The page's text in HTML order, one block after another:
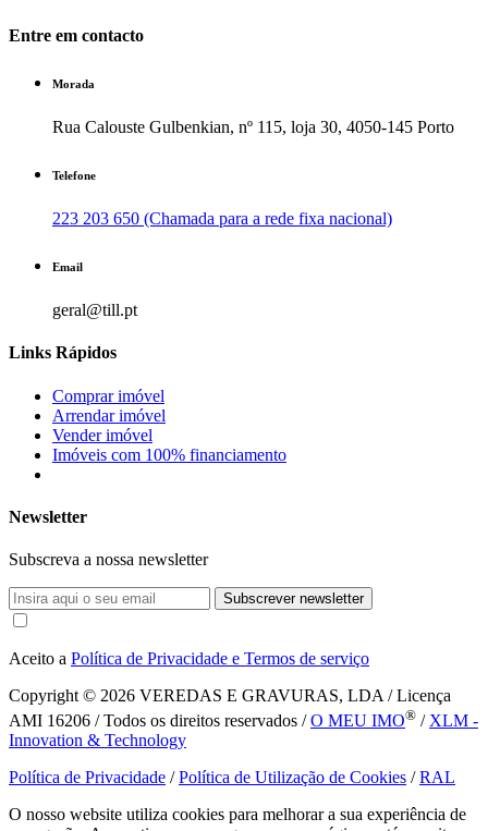
Entre em contacto
Morada
Rua Calouste Gulbenkian, nº 115, loja 30, 4050-145 Porto
Telefone
223 203 650 (Chamada para a rede fixa nacional)
Email
geral@till.pt
Links Rápidos
Comprar imóvel
Arrendar imóvel
Vender imóvel
Imóveis com 100% financiamento
Newsletter
Subscreva a nossa newsletter
Subscrever newsletter
Aceito a Política de Privacidade e Termos de serviço
Copyright © 2026 VEREDAS E GRAVURAS, LDA / Licença
AMI 16206 / Todos os direitos reservados /O MEU IMO® / XLM -
Innovation & Technology
Política de Privacidade /Política de Utilização de Cookies /RAL
O nosso website utiliza cookies para melhorar a sua experiência de